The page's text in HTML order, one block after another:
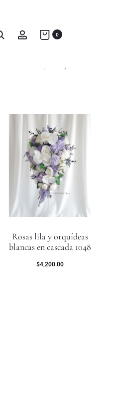
0
Rosas lila y orquídeas
blancas en cascada 1048
$4,200.00